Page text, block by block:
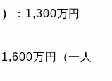
：1,300万円
1,600万円（一人